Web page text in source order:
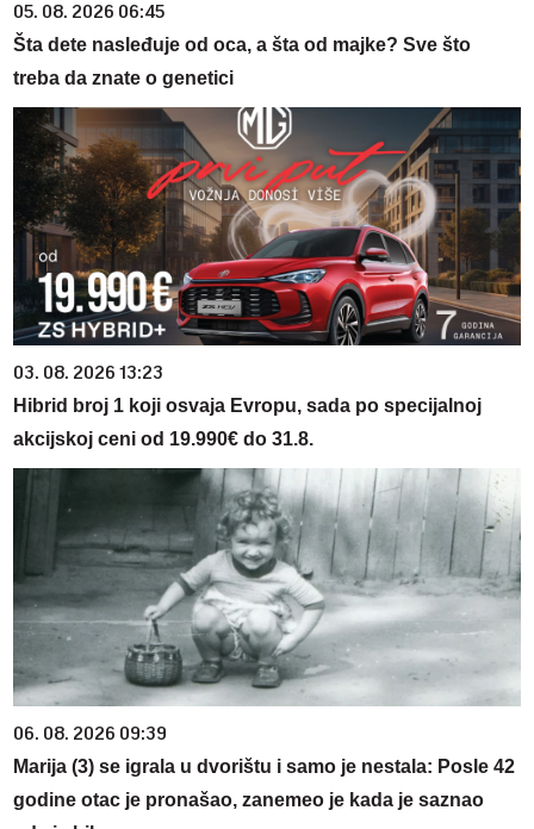
05. 08. 2026 06:45
Šta dete nasleđuje od oca, a šta od majke? Sve što
treba da znate o genetici
03. 08. 2026 13:23
Hibrid broj 1 koji osvaja Evropu, sada po specijalnoj
akcijskoj ceni od 19.990€ do 31.8.
06. 08. 2026 09:39
Marija (3) se igrala u dvorištu i samo je nestala: Posle 42
godine otac je pronašao, zanemeo je kada je saznao